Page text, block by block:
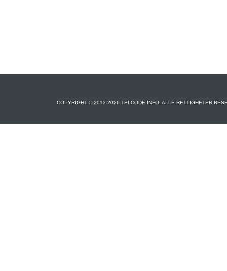
COPYRIGHT © 2013-2026 TELCODE.INFO. ALLE RETTIGHETER